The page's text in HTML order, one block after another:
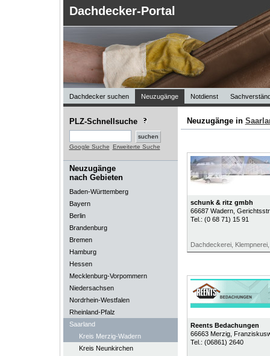
Dachdecker-Portal
Dachdecker suchen Neuzugänge Notdienst
PLZ-Schnellsuche
Google Suche Erweiterte Suche
Neuzugänge
nach Gebieten
Baden-Württemberg
Bayern
Berlin
Brandenburg
Bremen
Hamburg
Hessen
Mecklenburg-Vorpommern
Niedersachsen
Nordrhein-Westfalen
Rheinland-Pfalz
Saarland
Kreis Merzig-Wadern
Kreis Neunkirchen
Neuzugänge in
schunk & ritz gmbh
66687 Wadern,
Tel.: (0 68 71) 15 91
Dachdeckerei,
Reents Bedachungen
66663 Merzig,
Tel.: (06861) 2640